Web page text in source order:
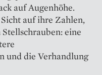
auf Augenhöhe.
auf ihre Zahlen,
eine
und die Verhandlung